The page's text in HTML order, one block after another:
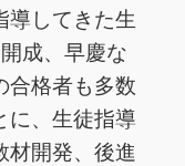
導してきた生
成、早慶な
合格者も多数
に、生徒指導
材開発、後進